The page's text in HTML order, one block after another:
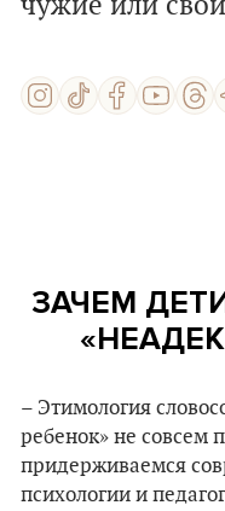
ЗАЧЕМ
– Этимология
ребенок» не совсем
придерживаемся
психологии и